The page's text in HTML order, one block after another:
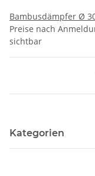
Bambusdämpfer Ø
Preise nach
sichtbar
Kategorien